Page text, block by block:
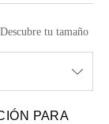
Descubre tu tamaño
PARA